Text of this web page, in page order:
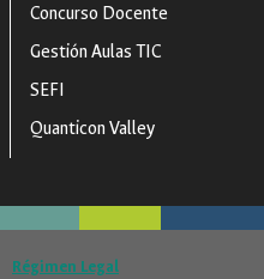
Concurso Docente
Gestión Aulas TIC
SEFI
Quanticon Valley
Régimen Legal